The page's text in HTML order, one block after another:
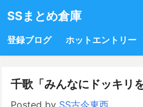
SSまとめ倉庫
登録ブログ ホットエントリー
千歌「みんなにドッキリ